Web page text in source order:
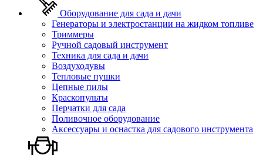
Оборудование для сада и дачи
Генераторы и электростанции на жидком топливе
Триммеры
Ручной садовый инструмент
Техника для сада и дачи
Воздуходувы
Тепловые пушки
Цепные пилы
Краскопульты
Перчатки для сада
Поливочное оборудование
Аксессуары и оснастка для садового инструмента